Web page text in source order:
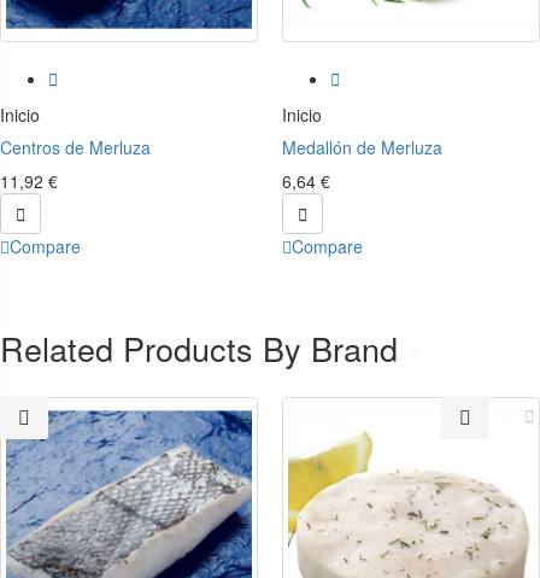

Inicio
Centros de Merluza
11,92 €

Compare

Inicio
Medallón de Merluza
6,64 €

Compare
Related Products By Brand
 